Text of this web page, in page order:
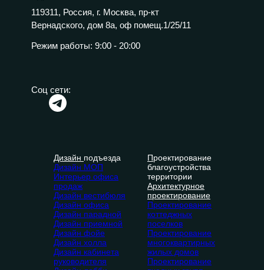
119311, Россия, г. Москва, пр-кт
Вернадского, дом 8а, оф помещ.1/25/11
Режим работы: 9:00 - 20:00
Соц сети:
Дизайн подъезда
Дизайн МОП
Интерьер офиса
продаж
Дизайн вестибюля
Дизайн офиса
Дизайн парадной
Дизайн приемной
Дизайн фойе
Дизайн холла
Дизайн кабинета
руководителя
Проектирование
благоустройства
территории
Архитектурное
проектирование
Проектирование
коттеджных
поселков
Проектирование
многоквартирных
жилых домов
Проектирование